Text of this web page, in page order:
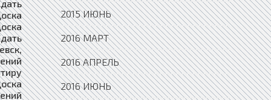
2015 ИЮНЬ
2016 МАРТ
2016 АПРЕЛЬ
2016 ИЮНЬ